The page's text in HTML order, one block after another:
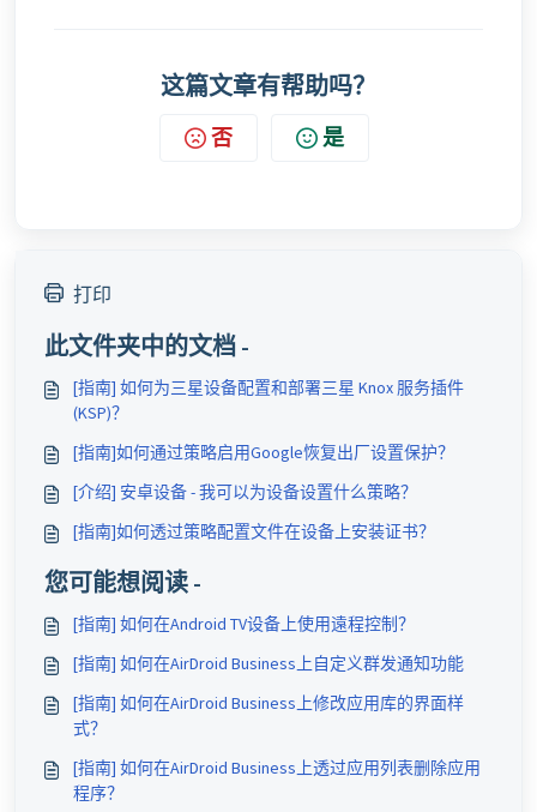
这篇文章有帮助吗？
否 是
打印
此文件夹中的文档 -
[指南] 如何为三星设备配置和部署三星 Knox 服务插件
(KSP)？
[指南]如何通过策略启用Google恢复出厂设置保护？
[介绍] 安卓设备 - 我可以为设备设置什么策略？
[指南]如何透过策略配置文件在设备上安装证书？
您可能想阅读 -
[指南] 如何在Android TV设备上使用遠程控制？
[指南] 如何在AirDroid Business上自定义群发通知功能
[指南] 如何在AirDroid Business上修改应用库的界面样
式？
[指南] 如何在AirDroid Business上透过应用列表删除应用
程序？